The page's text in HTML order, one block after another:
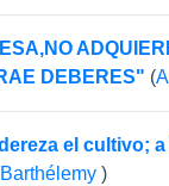
DEBERES" (
el cultivo;
)